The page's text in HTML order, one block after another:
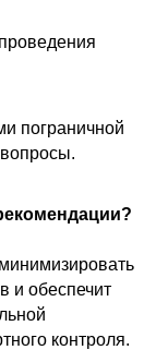
пограничной
и обеспечит
контроля.